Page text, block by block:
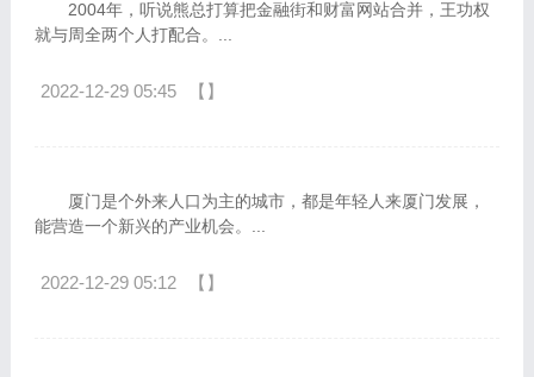
2004年，听说熊总打算把金融街和财富网站合并，王功权
就与周全两个人打配合。...
2022-12-29 05:45 【】
厦门是个外来人口为主的城市，都是年轻人来厦门发展，
能营造一个新兴的产业机会。...
2022-12-29 05:12 【】